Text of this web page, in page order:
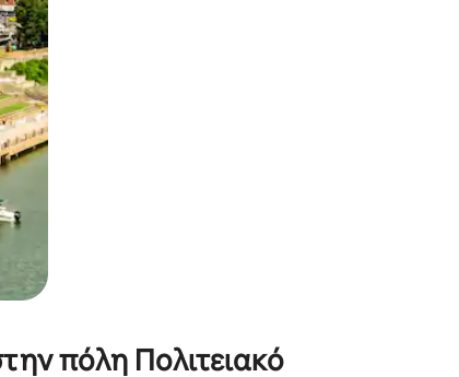
πόλη Πολιτειακό